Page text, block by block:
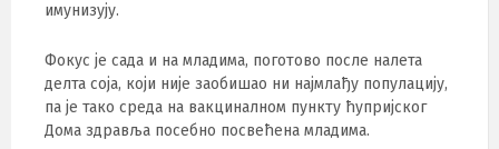
имунизују.
Фокус је сада и на младима, поготово после налета
делта соја, који није заобишао ни најмлађу популацију,
па је тако среда на вакциналном пункту ћупријског
Дома здравља посебно посвећена младима.